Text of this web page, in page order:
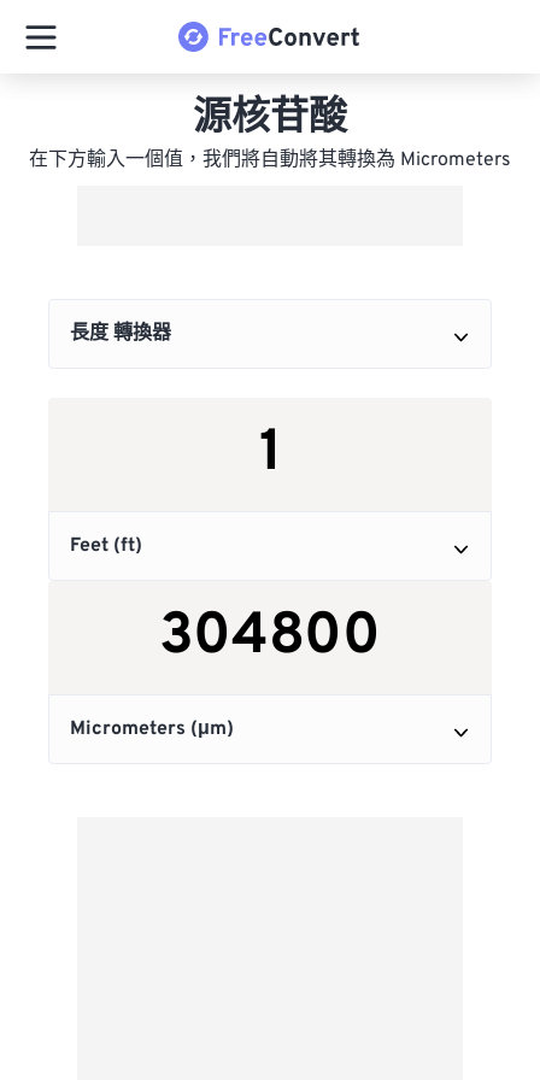
源核苷酸
在下方輸入一個值，我們將自動將其轉換為 Micrometers